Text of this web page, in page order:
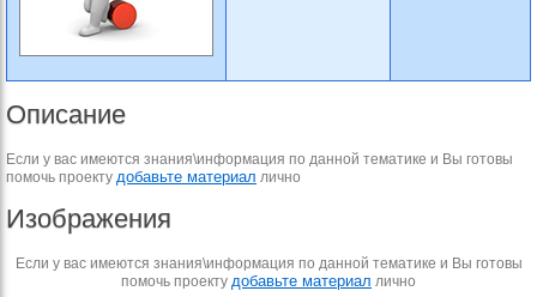
Описание
Если у вас имеются знания\информация по данной тематике и Вы готовы
помочь проекту добавьте материал лично
Изображения
Если у вас имеются знания\информация по данной тематике и Вы готовы
помочь проекту добавьте материал лично